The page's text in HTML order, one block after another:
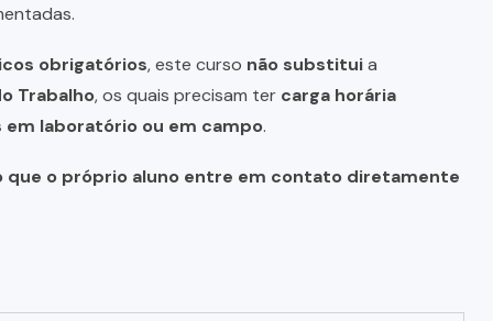
obrigatórios, este curso não substituia
Trabalho, os quais precisam ter carga horária
laboratório ou em campo.
que o próprio aluno entre em contato diretamente